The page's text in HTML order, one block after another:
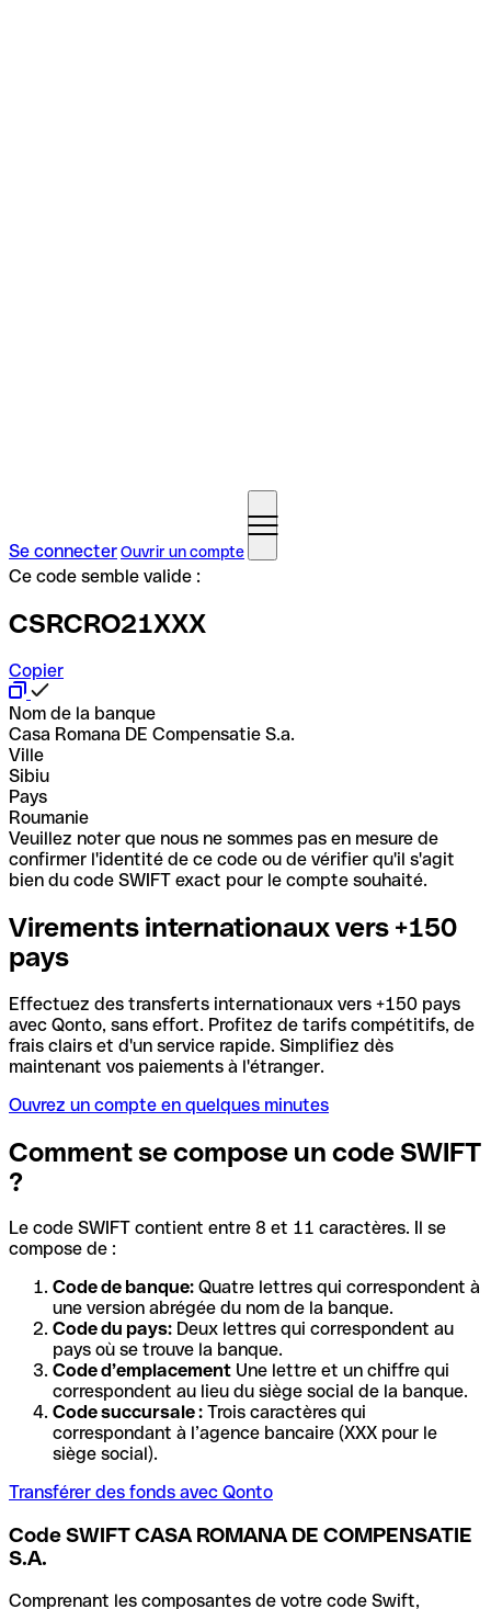
Se connecterOuvrir un compte
Ce code semble valide :
CSRCRO21XXX
Copier
Nom de la banque
Casa Romana DE Compensatie S.a.
Ville
Sibiu
Pays
Roumanie
Veuillez noter que nous ne sommes pas en mesure de
confirmer l'identité de ce code ou de vérifier qu'il s'agit
bien du code SWIFT exact pour le compte souhaité.
Virements internationaux vers +150
pays
Effectuez des transferts internationaux vers +150 pays
avec Qonto, sans effort. Profitez de tarifs compétitifs, de
frais clairs et d'un service rapide. Simplifiez dès
maintenant vos paiements à l'étranger.
Ouvrez un compte en quelques minutes
Comment se compose un code SWIFT
?
Le code SWIFT contient entre 8 et 11 caractères. Il se
compose de :
Code de banque: Quatre lettres qui correspondent à
une version abrégée du nom de la banque.
Code du pays: Deux lettres qui correspondent au
pays où se trouve la banque.
Code d’emplacement Une lettre et un chiffre qui
correspondent au lieu du siège social de la banque.
Code succursale : Trois caractères qui
correspondant à l’agence bancaire (XXX pour le
siège social).
Transférer des fonds avec Qonto
Code SWIFT CASA ROMANA DE COMPENSATIE
S.A.
Comprenant les composantes de votre code Swift,